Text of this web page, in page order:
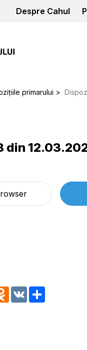
Despre Cahul
primarului
din
Odnoklassniki
VK